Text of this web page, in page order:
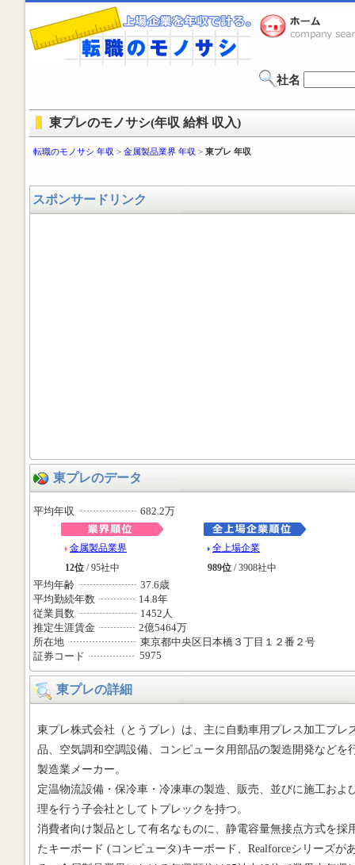
社名
東プレのモノサシ(年収 給料 収入)
転職のモノサシ 年収 > 金属製品業界 年収 > 東プレ 年収
スポンサードリンク
東プレのデータ
平均年収 682.2万
金属製品業界
12位 / 95社中
全上場企業
989位 / 3908社中
平均年齢
37.6歳
平均勤続年数
14.8年
従業員数
1452人
推定生涯賃金
2億5464万
所在地
東京都中央区日本橋３丁目１２番２号
証券コード
5975
東プレの詳細
東プレ株式会社（とうプレ）は、主に自動車用プレス加工プレ
品、空気調和空調設備、コンピュータ用部品の製造開発などを
製造業メーカー。
定温物流設備・保冷車・冷凍車の製造、販売、並びに施工およ
理を行う子会社としてトプレックを持つ。
消費者向け製品として有名なものに、静電容量無接点方式を採
たキーボード (コンピュータ)キーボード、Realforceシリーズが